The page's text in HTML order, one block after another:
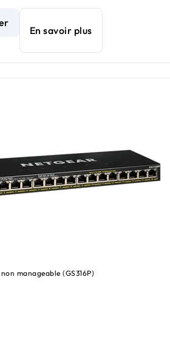
Essentials Gigabit Ethernet non géré
En savoir plus
manageable (GS316P)